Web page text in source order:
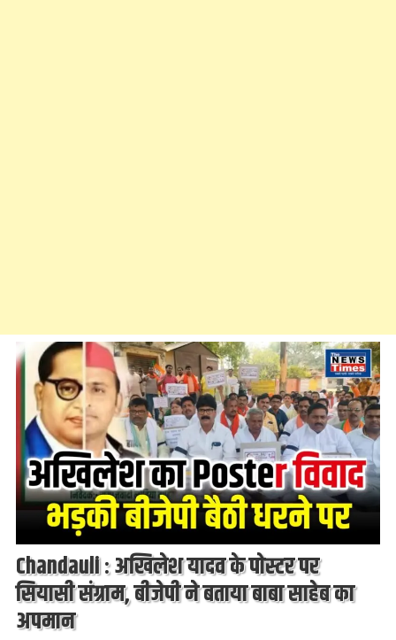
Chandauli : अखिलेश यादव के पोस्टर पर
सियासी संग्राम, बीजेपी ने बताया बाबा साहेब का
अपमान